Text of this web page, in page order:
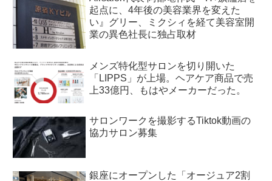
起点に、4年後の美容業界を変えた
い』グリー、ミクシィを経て美容室開
業の異色社長に独占取材
メンズ特化型サロンを切り開いた
「LIPPS」が上場。ヘアケア商品で売
上33億円、もはやメーカーだった。
サロンワークを撮影するTiktok動画の
協力サロン募集
銀座にオープンした「オージュア2割